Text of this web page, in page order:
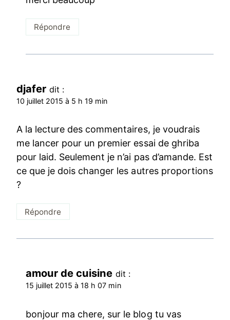
Répondre
djafer dit :
10 juillet 2015 à 5 h 19 min
A la lecture des commentaires, je voudrais
me lancer pour un premier essai de ghriba
pour laid. Seulement je n’ai pas d’amande. Est
ce que je dois changer les autres proportions
?
Répondre
amour de cuisine dit :
15 juillet 2015 à 18 h 07 min
bonjour ma chere, sur le blog tu vas